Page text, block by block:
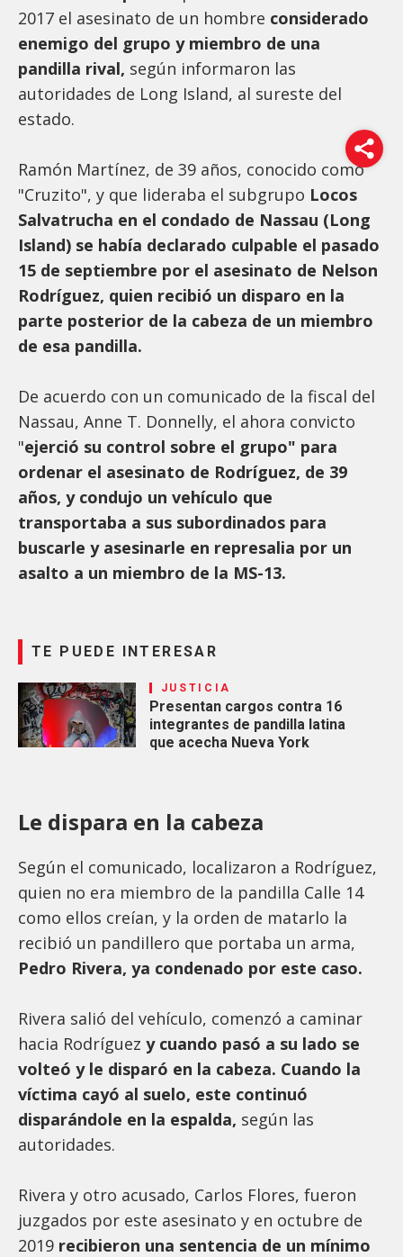
2017 el asesinato de un hombre considerado
enemigo del grupo y miembro de una
pandilla rival, según informaron las
autoridades de Long Island, al sureste del
estado.
Ramón Martínez, de 39 años, conocido como
"Cruzito", y que lideraba el subgrupo Locos
Salvatrucha en el condado de Nassau (Long
Island) se había declarado culpable el pasado
15 de septiembre por el asesinato de Nelson
Rodríguez, quien recibió un disparo en la
parte posterior de la cabeza de un miembro
de esa pandilla.
De acuerdo con un comunicado de la fiscal del
Nassau, Anne T. Donnelly, el ahora convicto
"ejerció su control sobre el grupo" para
ordenar el asesinato de Rodríguez, de 39
años, y condujo un vehículo que
transportaba a sus subordinados para
buscarle y asesinarle en represalia por un
asalto a un miembro de la MS-13.
TE PUEDE INTERESAR
JUSTICIA
Presentan cargos contra 16
integrantes de pandilla latina
que acecha Nueva York
Le dispara en la cabeza
Según el comunicado, localizaron a Rodríguez,
quien no era miembro de la pandilla Calle 14
como ellos creían, y la orden de matarlo la
recibió un pandillero que portaba un arma,
Pedro Rivera, ya condenado por este caso.
Rivera salió del vehículo, comenzó a caminar
hacia Rodríguez y cuando pasó a su lado se
volteó y le disparó en la cabeza. Cuando la
víctima cayó al suelo, este continuó
disparándole en la espalda, según las
autoridades.
Rivera y otro acusado, Carlos Flores, fueron
juzgados por este asesinato y en octubre de
2019 recibieron una sentencia de un mínimo